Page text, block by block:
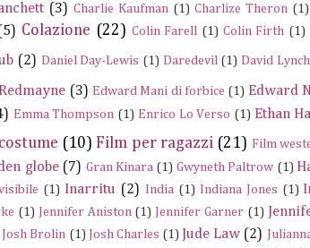
(3) Charlie Kaufman (1) Charlize Theron (1)
Colazione (22) Colin Farell (1) Colin Firth (1)
(2) Daniel Day-Lewis (1) Daredevil (1) David Lynch
(3) Edward Mani di forbice (1) Edward
Emma Thompson (1) Enrico Lo Verso (1) Ethan
(10) Film per ragazzi (21) Film
globe (7) Gran Kinara (1) Gwyneth Paltrow (1)
(1) Inarritu (2) India (1) Indiana Jones (1)
(1) Jennifer Aniston (1) Jennifer Garner (1)
Josh Brolin (1) Josh Charles (1) Jude Law (2)